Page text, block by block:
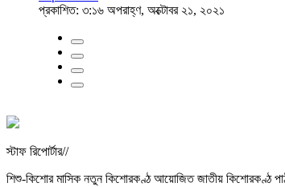
প্রকাশিত: ৩:১৬ অপরাহ্ণ, অক্টোবর ২১, ২০২১
স্টাফ রিপোর্টার//
শিশু-কিশোর মাসিক নতুন কিশোরকণ্ঠ আয়োজিত জাতীয় কিশোরকণ্ঠ পাঠ